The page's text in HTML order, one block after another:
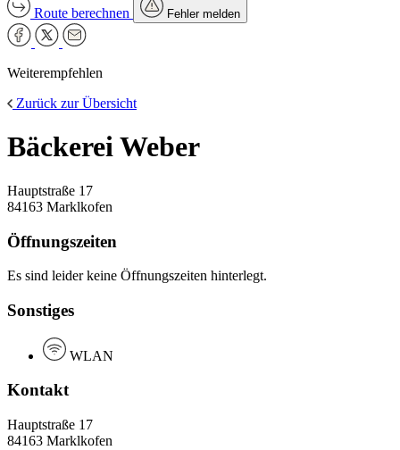
Route berechnen Fehler melden
Weiterempfehlen
Zurück zur Übersicht
Bäckerei Weber
Hauptstraße 17
84163 Marklkofen
Öffnungszeiten
Es sind leider keine Öffnungszeiten hinterlegt.
Sonstiges
WLAN
Kontakt
Hauptstraße 17
84163 Marklkofen